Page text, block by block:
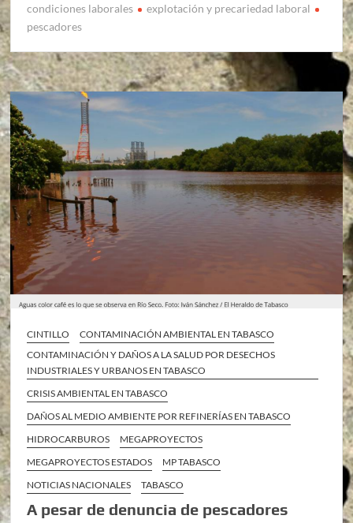
condiciones laborales
explotación y precariedad laboral
pescadores
CINTILLO
CONTAMINACIÓN AMBIENTAL EN TABASCO
CONTAMINACIÓN Y DAÑOS A LA SALUD POR DESECHOS
INDUSTRIALES Y URBANOS EN TABASCO
CRISIS AMBIENTAL EN TABASCO
DAÑOS AL MEDIO AMBIENTE POR REFINERÍAS EN TABASCO
HIDROCARBUROS
MEGAPROYECTOS
MEGAPROYECTOS ESTADOS
MP TABASCO
NOTICIAS NACIONALES
TABASCO
A pesar de denuncia de pescadores